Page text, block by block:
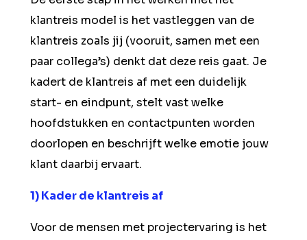
klantreis model is het vastleggen van de
klantreis zoals jij (vooruit, samen met een
paar collega’s) denkt dat deze reis gaat. Je
kadert de klantreis af met een duidelijk
start- en eindpunt, stelt vast welke
hoofdstukken en contactpunten worden
doorlopen en beschrijft welke emotie jouw
klant daarbij ervaart.
1) Kader de klantreis af
Voor de mensen met projectervaring is het